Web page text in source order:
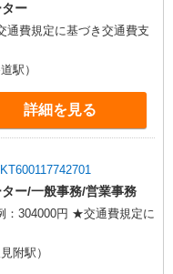
ー
通費規定に基づき交通費支
駅）
詳細を見る
ー/一般事務/営業事務
：304000円 ★交通費規定に
附駅）